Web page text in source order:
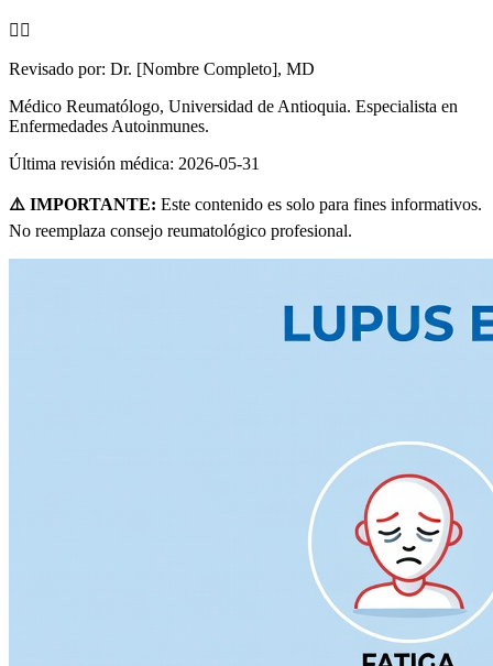
👨‍⚕️
Revisado por: Dr. [Nombre Completo], MD
Médico Reumatólogo, Universidad de Antioquia. Especialista en
Enfermedades Autoinmunes.
Última revisión médica: 2026-05-31
⚠️ IMPORTANTE: Este contenido es solo para fines informativos.
No reemplaza consejo reumatológico profesional.